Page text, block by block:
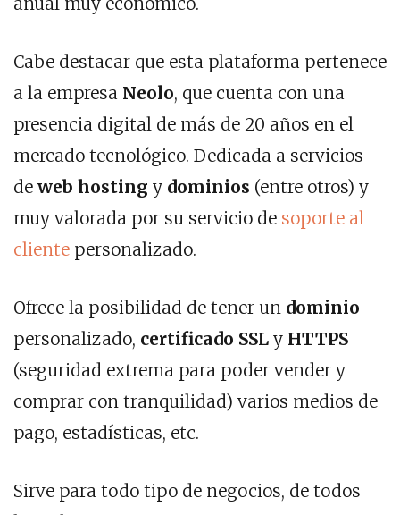
Cabe destacar que esta plataforma pertenece
a la empresa Neolo, que cuenta con una
presencia digital de más de 20 años en el
mercado tecnológico. Dedicada a servicios
de web hosting y dominios (entre otros) y
muy valorada por su servicio de soporte al
cliente personalizado.
Ofrece la posibilidad de tener un dominio
personalizado, certificado SSL y HTTPS
(seguridad extrema para poder vender y
comprar con tranquilidad) varios medios de
pago, estadísticas, etc.
Sirve para todo tipo de negocios, de todos